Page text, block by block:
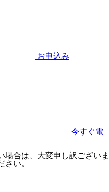
お申込み
今すぐ電
場合は、大変申し訳ございま
さい。